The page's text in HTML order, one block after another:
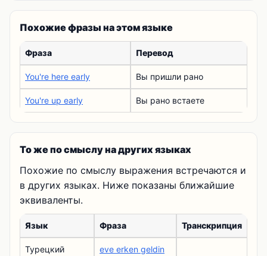
Похожие фразы на этом языке
Фраза Перевод
You're here early Вы пришли рано
You're up early Вы рано встаете
То же по смыслу на других языках
Похожие по смыслу выражения встречаются и
в других языках. Ниже показаны ближайшие
эквиваленты.
Язык Фраза Транскрипция
Турецкий eve erken geldin